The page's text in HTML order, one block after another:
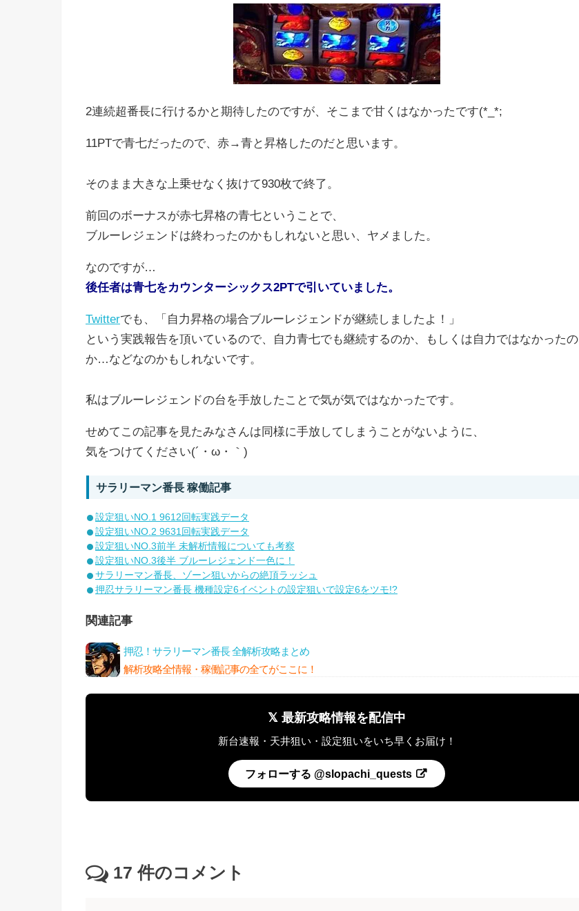
2連続超番長に行けるかと期待したのですが、そこまで甘くはなかったです(*_*;
11PTで青七だったので、赤→青と昇格したのだと思います。
そのまま大きな上乗せなく抜けて930枚で終了。
前回のボーナスが赤七昇格の青七ということで、
ブルーレジェンドは終わったのかもしれないと思い、ヤメました。
なのですが…
後任者は青七をカウンターシックス2PTで引いていました。
Twitterでも、「自力昇格の場合ブルーレジェンドが継続しましたよ！」
という実践報告を頂いているので、自力青七でも継続するのか、もしくは自力ではなかったの
か…などなのかもしれないです。
私はブルーレジェンドの台を手放したことで気が気ではなかったです。
せめてこの記事を見たみなさんは同様に手放してしまうことがないように、
気をつけてください(´・ω・｀)
サラリーマン番長 稼働記事
設定狙いNO.1 9612回転実践データ
設定狙いNO.2 9631回転実践データ
設定狙いNO.3前半 未解析情報についても考察
設定狙いNO.3後半 ブルーレジェンド一色に！
サラリーマン番長、ゾーン狙いからの絶頂ラッシュ
押忍サラリーマン番長 機種設定6イベントの設定狙いで設定6をツモ!?
関連記事
押忍！サラリーマン番長 全解析攻略まとめ
解析攻略全情報・稼働記事の全てがここに！
𝕏 最新攻略情報を配信中
新台速報・天井狙い・設定狙いをいち早くお届け！
フォローする @slopachi_quests
17 件のコメント